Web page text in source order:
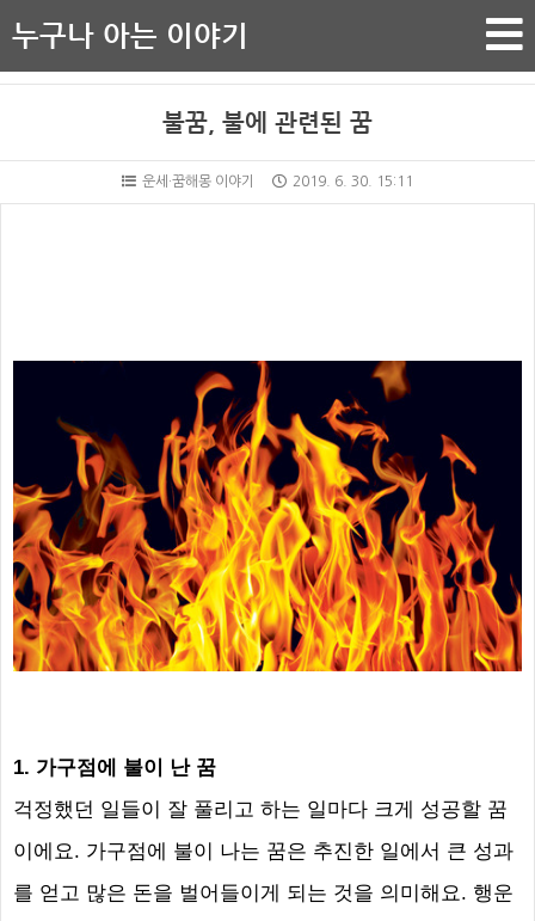
누구나 아는 이야기
불꿈, 불에 관련된 꿈
운세·꿈해몽 이야기 2019. 6. 30. 15:11
1. 가구점에 불이 난 꿈
걱정했던 일들이 잘 풀리고 하는 일마다 크게 성공할 꿈
이에요. 가구점에 불이 나는 꿈은 추진한 일에서 큰 성과
를 얻고 많은 돈을 벌어들이게 되는 것을 의미해요. 행운